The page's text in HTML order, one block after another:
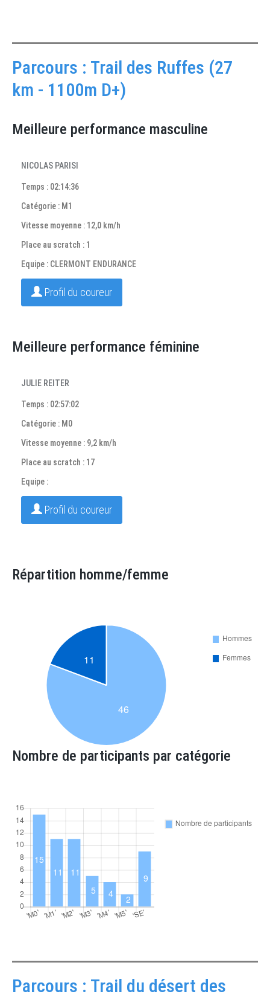
Parcours : Trail des Ruffes (27
km - 1100m D+)
Meilleure performance masculine
NICOLAS PARISI
Temps : 02:14:36
Catégorie : M1
Vitesse moyenne : 12,0 km/h
Place au scratch : 1
Equipe : CLERMONT ENDURANCE
Profil du coureur
Meilleure performance féminine
JULIE REITER
Temps : 02:57:02
Catégorie : M0
Vitesse moyenne : 9,2 km/h
Place au scratch : 17
Equipe :
Profil du coureur
Répartition homme/femme
Nombre de participants par catégorie
Parcours : Trail du désert des